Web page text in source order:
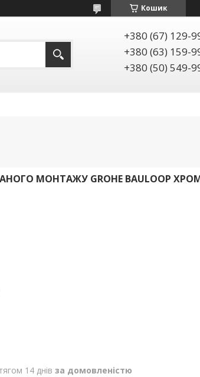
Кошик
+380 (67) 129-
+380 (63) 159-
+380 (50) 549-
МОНТАЖУ GROHE BAULOOP
14 днів за домовленістю